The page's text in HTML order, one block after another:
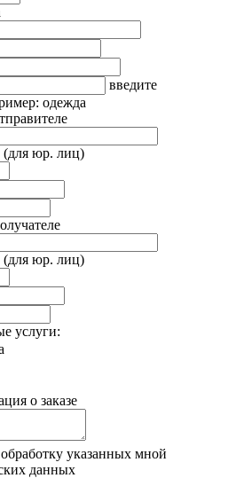
введите
одежда
(для юр. лиц)
(для юр. лиц)
услуги:
о заказе
указанных мной
данных